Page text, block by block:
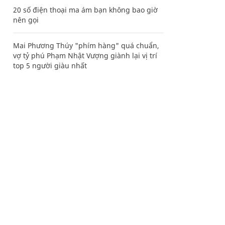
20 số điện thoại ma ám bạn không bao giờ
nên gọi
Mai Phương Thúy "phím hàng" quá chuẩn,
vợ tỷ phú Phạm Nhật Vượng giành lại vị trí
top 5 người giàu nhất